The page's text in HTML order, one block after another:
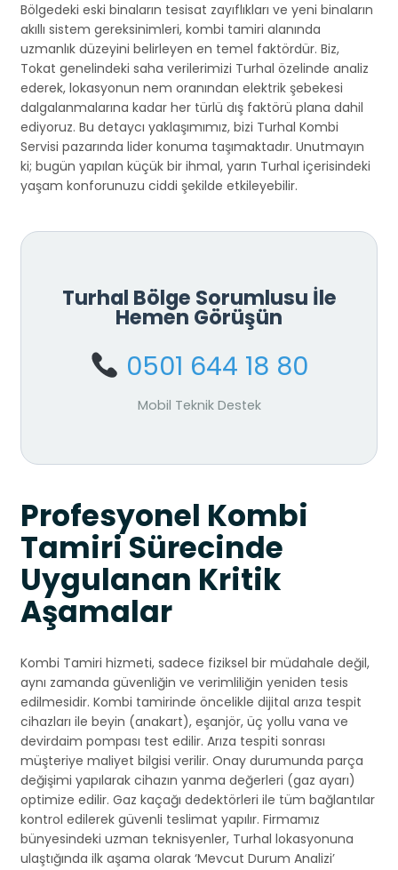
Bölgedeki eski binaların tesisat zayıflıkları ve yeni binaların
akıllı sistem gereksinimleri, kombi tamiri alanında
uzmanlık düzeyini belirleyen en temel faktördür. Biz,
Tokat genelindeki saha verilerimizi Turhal özelinde analiz
ederek, lokasyonun nem oranından elektrik şebekesi
dalgalanmalarına kadar her türlü dış faktörü plana dahil
ediyoruz. Bu detaycı yaklaşımımız, bizi Turhal Kombi
Servisi pazarında lider konuma taşımaktadır. Unutmayın
ki; bugün yapılan küçük bir ihmal, yarın Turhal içerisindeki
yaşam konforunuzu ciddi şekilde etkileyebilir.
Turhal Bölge Sorumlusu İle
Hemen Görüşün
0501 644 18 80
Mobil Teknik Destek
Profesyonel Kombi
Tamiri Sürecinde
Uygulanan Kritik
Aşamalar
Kombi Tamiri hizmeti, sadece fiziksel bir müdahale değil,
aynı zamanda güvenliğin ve verimliliğin yeniden tesis
edilmesidir. Kombi tamirinde öncelikle dijital arıza tespit
cihazları ile beyin (anakart), eşanjör, üç yollu vana ve
devirdaim pompası test edilir. Arıza tespiti sonrası
müşteriye maliyet bilgisi verilir. Onay durumunda parça
değişimi yapılarak cihazın yanma değerleri (gaz ayarı)
optimize edilir. Gaz kaçağı dedektörleri ile tüm bağlantılar
kontrol edilerek güvenli teslimat yapılır. Firmamız
bünyesindeki uzman teknisyenler, Turhal lokasyonuna
ulaştığında ilk aşama olarak ‘Mevcut Durum Analizi’